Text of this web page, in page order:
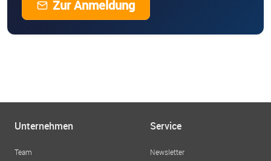
Zur Anmeldung
Unternehmen
Team
Service
Newsletter